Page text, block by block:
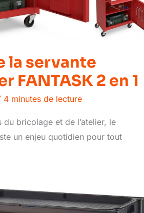
la servante
FANTASK 2 en 1
4 minutes de lecture
du bricolage et de l’atelier, le
un enjeu quotidien pour tout